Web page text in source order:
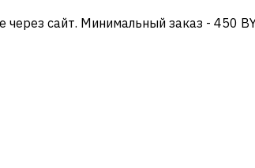
через сайт. Минимальный заказ - 450